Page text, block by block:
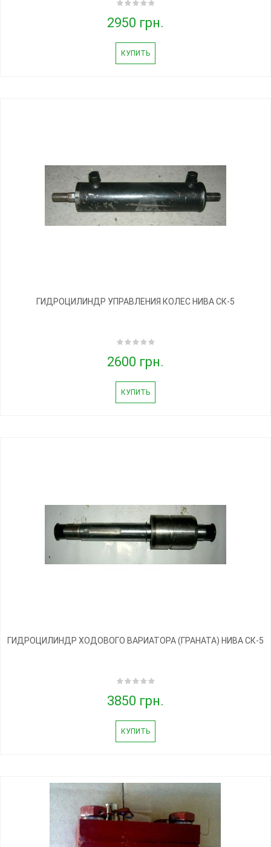
2950 грн.
КУПИТЬ
ГИДРОЦИЛИНДР УПРАВЛЕНИЯ КОЛЕС НИВА СК-5
2600 грн.
КУПИТЬ
ГИДРОЦИЛИНДР ХОДОВОГО ВАРИАТОРА (ГРАНАТА) НИВА СК-5
3850 грн.
КУПИТЬ